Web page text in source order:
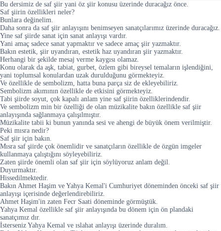
Bu dersimiz de saf şiir yani öz şiir konusu üzerinde duracağız önce.
Saf şiirin özellikleri neler?
Bunlara değinelim.
Daha sonra da saf şiir anlayışını benimseyen sanatçılarımız üzerinde duracağız.
Yine saf şiirde sanat için sanat anlayışı vardır.
Yani amaç sadece sanat yapmaktır ve sadece amaç şiir yazmaktır.
Bakın estetik, şiir uyandıran, estetik haz uyandıran şiir yazmaktır.
Herhangi bir şekilde mesaj verme kaygısı olamaz.
Konu olarak da aşk, tabiat, gurbet, özlem gibi bireysel temaların işlendiğini,
yani toplumsal konulardan uzak durulduğunu görmekteyiz.
Ve özellikle de sembolizm, hatta buna parça siz de ekleyebiliriz.
Sembolizm akımının özellikle de etkisini görmekteyiz.
Tabi şiirde soyut, çok kapalı anlam yine saf şiirin özelliklerindendir.
Ve sembolizm min bir özelliği de olan müzikalite bakın özellikle saf şiir
anlayışında sağlanmaya çalışılmıştır.
Müzikalite tabii ki bunun yanında sesi ve ahengi de büyük önem verilmiştir.
Peki mısra nedir?
Saf şiir için bakın.
Mısra saf şiirde çok önemlidir ve sanatçıların özellikle de özgün imgeler
kullanmaya çalıştığını söyleyebiliriz.
Zaten şiirde önemli olan saf şiir için söylüyoruz anlam değil.
Duyurmaktır.
Hissedilmektedir.
Bakın Ahmet Haşim ve Yahya Kemal'i Cumhuriyet döneminden önceki saf şiir
anlayışı içerisinde değerlendirebiliriz.
Ahmet Haşim'in zaten Fecr Saati döneminde görmüştük.
Yahya Kemal özellikle saf şiir anlayışında bu dönem için ön plandaki
sanatçımız dır.
İsterseniz Yahya Kemal ve ıslahat anlayışı üzerinde duralım.